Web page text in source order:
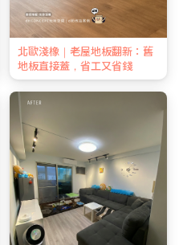
北歐淺橡｜老屋地板翻新：舊
地板直接蓋，省工又省錢